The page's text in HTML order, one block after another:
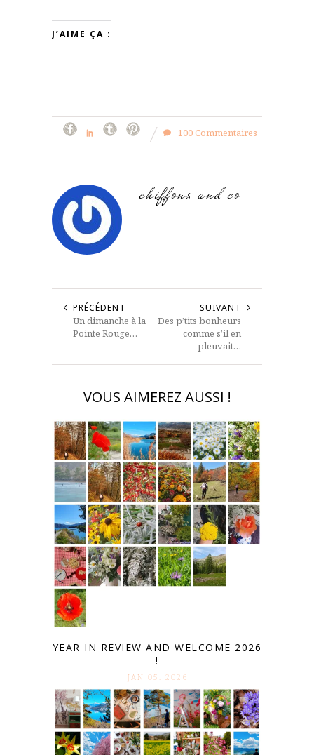
J’AIME ÇA :
100 Commentaires
chiffons and co
PRÉCÉDENT
Un dimanche à la
Pointe Rouge…
SUIVANT
Des p’tits bonheurs
comme s’il en
pleuvait…
VOUS AIMEREZ AUSSI !
YEAR IN REVIEW AND WELCOME 2026
!
JAN 05. 2026